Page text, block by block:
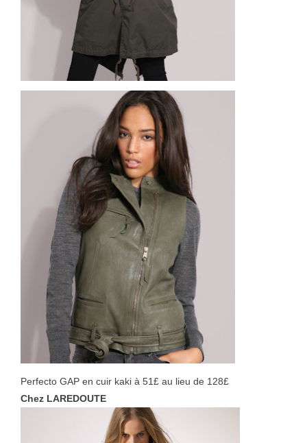
Perfecto GAP en cuir kaki à 51£ au lieu de 128£
Chez LAREDOUTE